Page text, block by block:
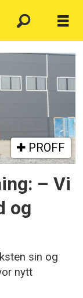
PROFF
– Vi
og
sin og
nytt